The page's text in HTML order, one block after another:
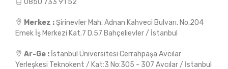
0850 733 91 52
Merkez :Şirinevler Mah. Adnan Kahveci Bulvarı. No.204
Emek İş Merkezi Kat.7 D.57 Bahçelievler / İstanbul
Ar-Ge : İstanbul Üniversitesi Cerrahpaşa Avcılar
Yerleşkesi Teknokent / Kat:3 No:305 - 307 Avcılar / İstanbul